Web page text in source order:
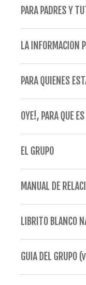
PARA PADRES Y
LA INFORMACION
PARA QUIENES
OYE!, PARA QUE
EL GRUPO
MANUAL DE
LIBRITO BLANCO
GUIA DEL